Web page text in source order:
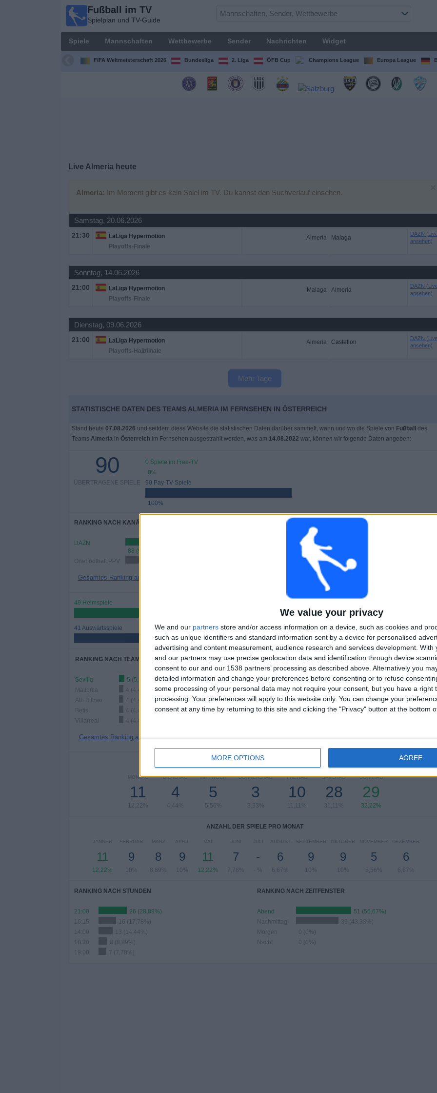
We value your privacy
We and our partners store and/or access information on a device, such as cookies and
such as unique identifiers and standard information sent by a device for personalised
advertising and content measurement, audience research and services development. With
and our partners may use precise geolocation data and identification through device
consent to our and our 1538 partners’ processing as described above. Alternatively you
detailed information and change your preferences before consenting or to refuse
some processing of your personal data may not require your consent, but you have a right
processing. Your preferences will apply to this website only. You can change your
consent at any time by returning to this site and clicking the "Privacy" button at the bottom
MORE OPTIONS AGREE
Fußball im TV
Spielplan und TV-Guide
Spiele Mannschaften Wettbewerbe Sender Nachrichten Widget
FIFA Weltmeisterschaft 2026 Bundesliga 2. Liga ÖFB Cup Champions League Europa League
Live Almeria heute
Almeria: Im Moment gibt es kein Spiel im TV. Du kannst den Suchverlauf einsehen.
Samstag, 20.06.2026
21:30
LaLiga Hypermotion
Playoffs-Finale
Almeria Malaga
DAZN
ansehen)
Sonntag, 14.06.2026
21:00
LaLiga Hypermotion
Playoffs-Finale
Malaga Almeria
DAZN
ansehen)
Dienstag, 09.06.2026
21:00
LaLiga Hypermotion
Playoffs-Halbfinale
Almeria Castellon
DAZN
ansehen)
Mehr Tage
STATISTISCHE DATEN DES TEAMS ALMERIA IM FERNSEHEN IN ÖSTERREICH
Stand heute 07.08.2026 und seitdem diese Website die statistischen Daten darüber sammelt, wann und wo die Spiele von Fußball
des
Teams Almeriain Österreichim Fernsehen ausgestrahlt werden, was am 14.08.2022 war, können wir folgende Daten angeben:
90
ÜBERTRAGENE SPIELE
0 Spiele im Free-TV
0%
90 Pay-TV-Spiele
100%
RANKING NACH KANÄLEN
DAZN
88 (97,78%)
OneFootball PPV
Gesamtes Ranking anzeigen
OHNE GRATIS-
SPIELE
90
AUFEINANDERFOLGENDE
PAY-TV-SPIELE
49 Heimspiele
41 Auswärtsspiele
45,56%
29
GEGNER
5
VS Sevilla
3
BEWERBE
RANKING NACH TEAMS
Sevilla
5 (5,56%)
Mallorca
4 (4,44%)
Ath Bilbao
4 (4,44%)
Betis
4 (4,44%)
Villarreal
4 (4,44%)
Gesamtes Ranking anzeigen
RANKING NACH BEWERBEN
La Liga
76 (84,44%)
LaLiga Hypermotion
12 (13,33%)
Copa del Rey
2 (2,22%)
ANZAHL DER SPIELE PRO WOCHENTAG
MONTAG
11
12,22%
DIENSTAG
4
4,44%
MITTWOCH
5
5,56%
DONNERSTAG
3
3,33%
FREITAG
10
11,11%
SAMSTAG
28
31,11%
SONNTAG
29
32,22%
ANZAHL DER SPIELE PRO MONAT
JÄNNER
11
12,22%
FEBRUAR
9
10%
MÄRZ
8
8,89%
APRIL
9
10%
MAI
11
12,22%
JUNI
7
7,78%
JULI
-
- %
AUGUST
6
6,67%
SEPTEMBER
9
10%
OKTOBER
9
10%
NOVEMBER
5
5,56%
DEZEMBER
6
6,67%
RANKING NACH STUNDEN
21:00
26 (28,89%)
16:15
16 (17,78%)
13 (14,44%)
18:30
8 (8,89%)
19:00
7 (7,78%)
RANKING NACH ZEITFENSTER
Abend
51 (56,67%)
Nachmittag
39 (43,33%)
Morgen
0 (0%)
Nacht
0 (0%)